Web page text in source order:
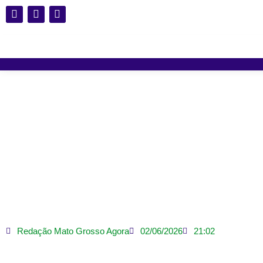
Redação Mato Grosso Agora 02/06/2026 21:02